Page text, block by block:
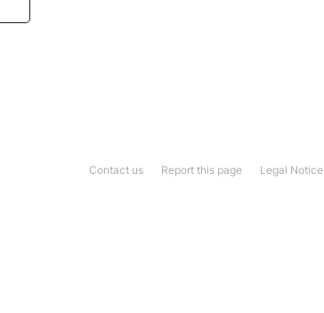
Legal Notice
Report this page
Contact us